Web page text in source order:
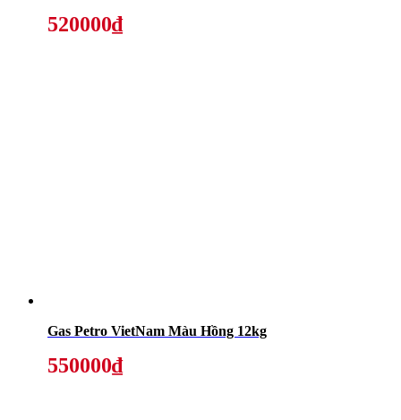
520000₫
Gas Petro VietNam Màu Hồng 12kg
550000₫